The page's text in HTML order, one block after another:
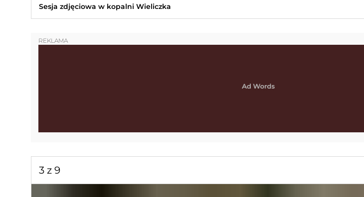
Sesja zdjęciowa w kopalni Wieliczka
REKLAMA
3 z 9